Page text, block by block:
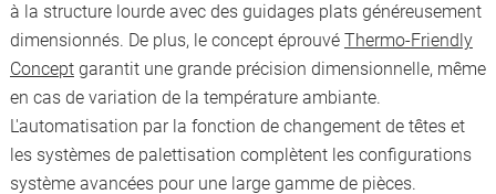
à la structure lourde avec des guidages plats généreusement
dimensionnés. De plus, le concept éprouvé Thermo-Friendly
Conceptgarantit une grande précision dimensionnelle, même
en cas de variation de la température ambiante.
L'automatisation par la fonction de changement de têtes et
les systèmes de palettisation complètent les configurations
système avancées pour une large gamme de pièces.